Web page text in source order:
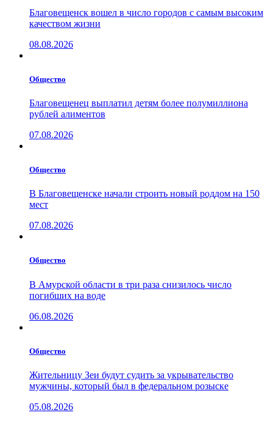
Благовещенск вошел в число городов с самым высоким
качеством жизни
08.08.2026
Общество
Благовещенец выплатил детям более полумиллиона
рублей алиментов
07.08.2026
Общество
В Благовещенске начали строить новый роддом на 150
мест
07.08.2026
Общество
В Амурской области в три раза снизилось число
погибших на воде
06.08.2026
Общество
Жительницу Зеи будут судить за укрывательство
мужчины, который был в федеральном розыске
05.08.2026